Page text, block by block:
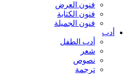
فنون العرض
فنون الكتابة
فنون الجميلة
أدب
أدب الطفل
شعر
نصوص
ترجمة